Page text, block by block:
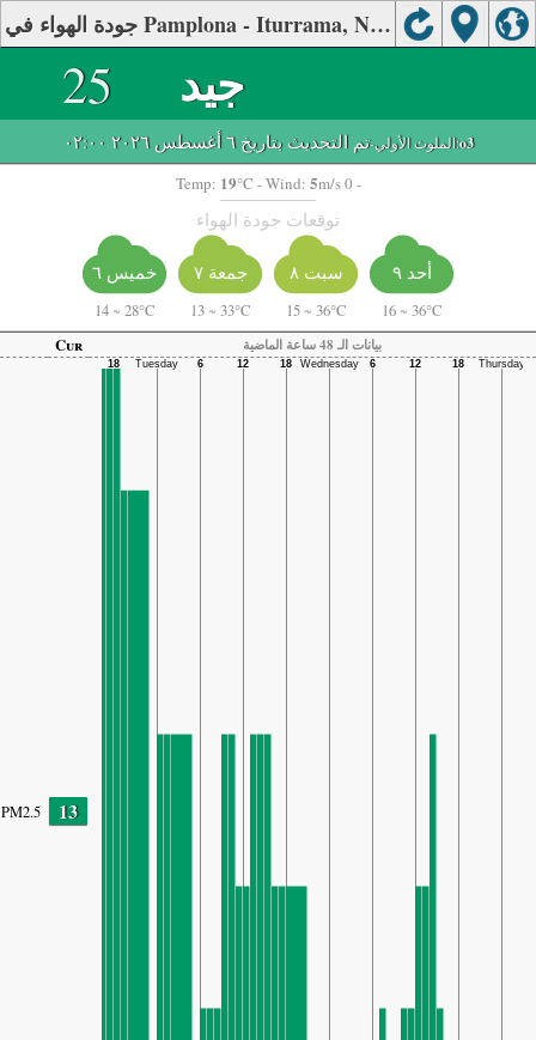
جودة الهواء في Pamplona - Iturrama, Navarra.
25 جيد
تم التحديث بتاريخ ٦ أغسطس ٢٠٢٦ ٠٢:٠٠ -الملوث الأولي:o3
Temp: 19°C - Wind: 5m/s 0 -
توقعات جودة الهواء
خميس ٦
14 ~ 28°C
جمعة ٧
13 ~ 33°C
سبت ٨
15 ~ 36°C
أحد ٩
16 ~ 36°C
Cur
بيانات الـ 48 ساعة الماضية
PM2.5 13